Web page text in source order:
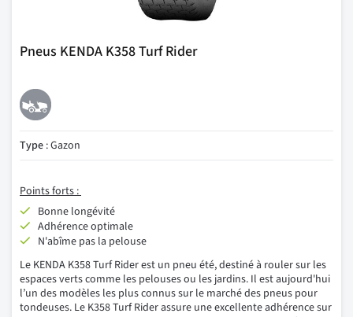
Pneus KENDA K358 Turf Rider
Type : Gazon
Points forts :
Bonne longévité
Adhérence optimale
N'abîme pas la pelouse
Le KENDA K358 Turf Rider est un pneu été, destiné à rouler sur les
espaces verts comme les pelouses ou les jardins. Il est aujourd'hui
l’un des modèles les plus connus sur le marché des pneus pour
tondeuses. Le K358 Turf Rider assure uneexcellente adhérencesur